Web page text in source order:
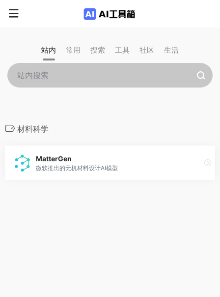
站内 常用 搜索 工具 社区 生活
材料科学
MatterGen
微软推出的无机材料设计AI模型